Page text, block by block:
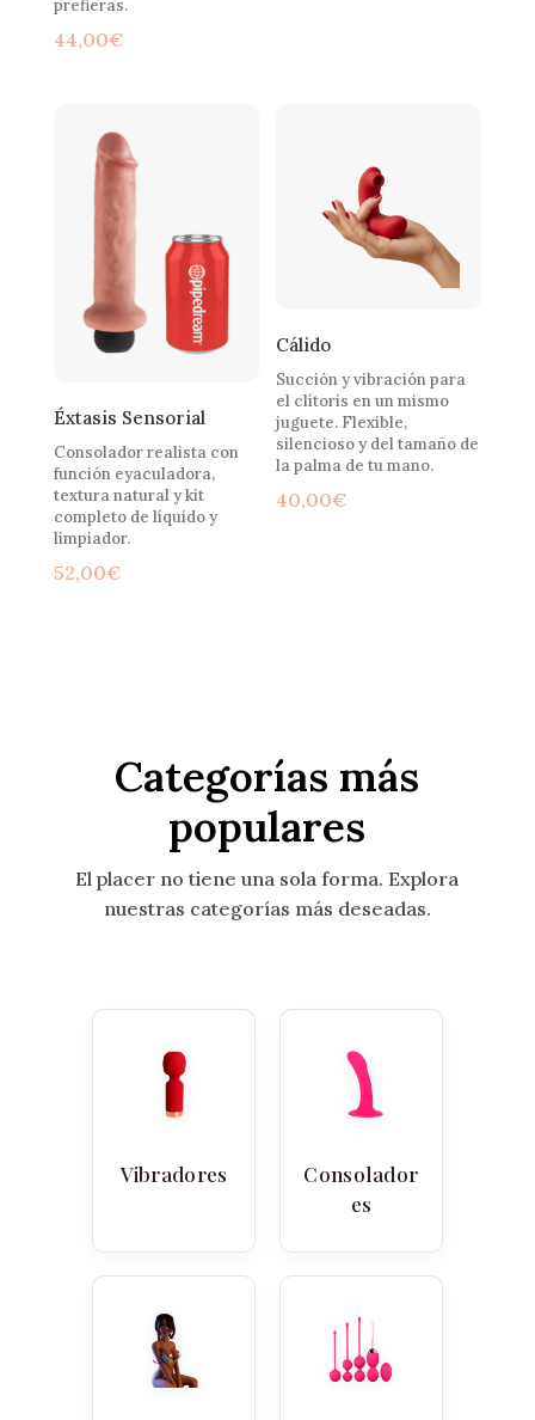
prefieras.
44,00€
Éxtasis Sensorial
Consolador realista con
función eyaculadora,
textura natural y kit
completo de líquido y
limpiador.
52,00€
Cálido
Succión y vibración para
el clítoris en un mismo
juguete. Flexible,
silencioso y del tamaño de
la palma de tu mano.
40,00€
Categorías más
populares
El placer no tiene una sola forma. Explora
nuestras categorías más deseadas.
Vibradores
Consolador
es